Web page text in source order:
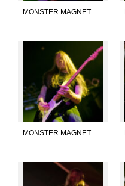
MONSTER MAGNET
MONSTER MAGNET